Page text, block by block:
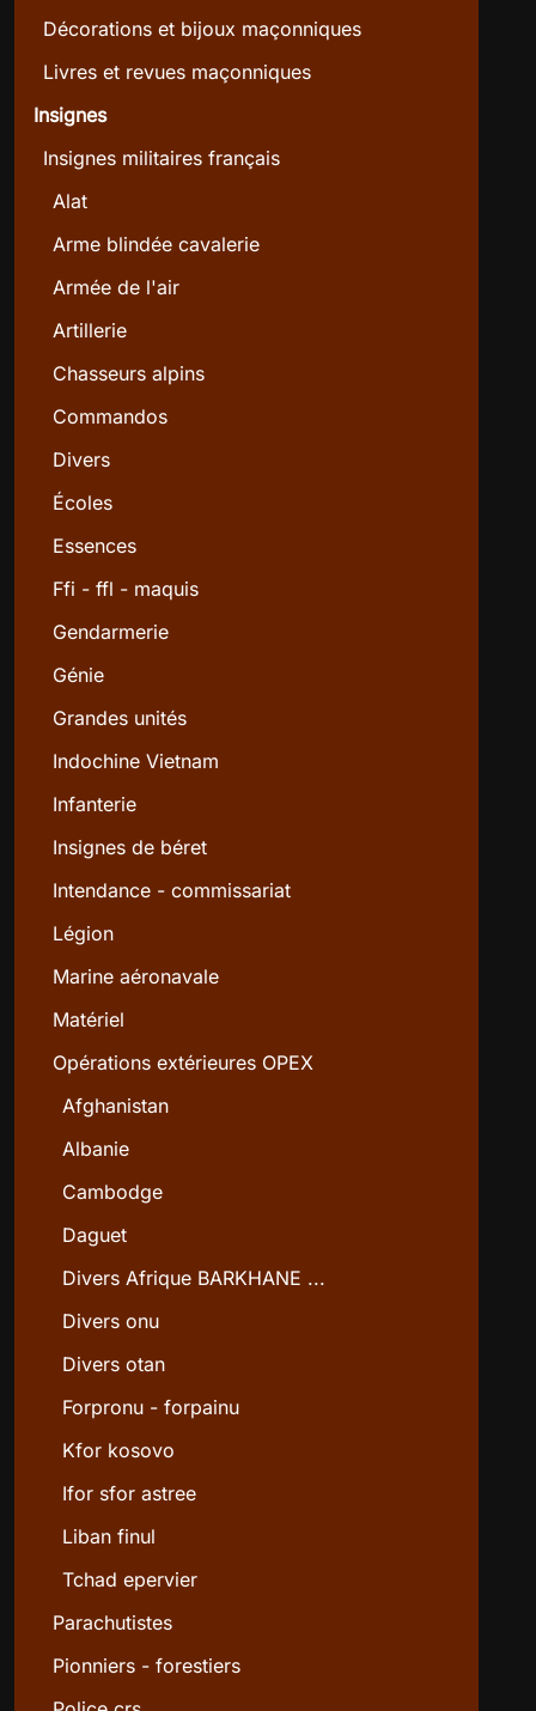
Décorations et bijoux maçonniques
Livres et revues maçonniques
Insignes
Insignes militaires français
Alat
Arme blindée cavalerie
Armée de l'air
Artillerie
Chasseurs alpins
Commandos
Divers
Écoles
Essences
Ffi - ffl - maquis
Gendarmerie
Génie
Grandes unités
Indochine Vietnam
Infanterie
Insignes de béret
Intendance - commissariat
Légion
Marine aéronavale
Matériel
Opérations extérieures OPEX
Afghanistan
Albanie
Cambodge
Daguet
Divers Afrique BARKHANE ...
Divers onu
Divers otan
Forpronu - forpainu
Kfor kosovo
Ifor sfor astree
Liban finul
Tchad epervier
Parachutistes
Pionniers - forestiers